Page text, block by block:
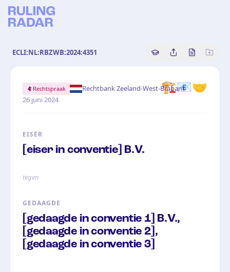
ECLI:NL:RBZWB:2024:4351 Copy source
Share this
Bekijk
🏗️📧🤝
Rechtspraak Rechtbank Zeeland-West-Brabant·
26 juni 2024
EISER
[eiser in conventie] B.V.
tegen
GEDAAGDE
[gedaagde in conventie 1] B.V.,
[gedaagde in conventie 2],
[gedaagde in conventie 3]